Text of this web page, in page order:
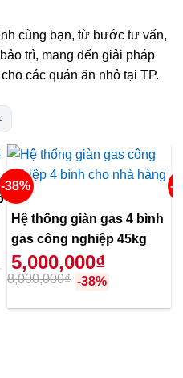
cùng bạn, từ bước tư vấn,
trì, mang đến giải pháp
các quán ăn nhỏ tại TP.
-38%
Hệ thống giàn gas 4 bình
gas công nghiệp 45kg
5,000,000₫
8,000,000₫ -38%
-